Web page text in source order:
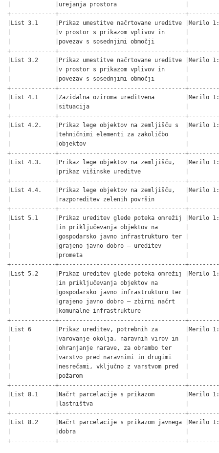
|             |urejanja prostora                    |
+-------------+-------------------------------------
|List 3.1     |Prikaz umestitve načrtovane ureditve |Merilo
|             |v prostor s prikazom vplivov in      |
|             |povezav s sosednjimi območji         |
+-------------+-------------------------------------
|List 3.2     |Prikaz umestitve načrtovane ureditve |Merilo
|             |v prostor s prikazom vplivov in      |
|             |povezav s sosednjimi območji         |
+-------------+-------------------------------------
|List 4.1     |Zazidalna oziroma ureditvena         |Merilo
|             |situacija                            |
+-------------+-------------------------------------
|List 4.2.    |Prikaz lege objektov na zemljišču s  |Merilo
|             |tehničnimi elementi za zakoličbo     |
|             |objektov                             |
+-------------+-------------------------------------
|List 4.3.    |Prikaz lege objektov na zemljišču,   |Merilo
|             |prikaz višinske ureditve             |
+-------------+-------------------------------------
|List 4.4.    |Prikaz lege objektov na zemljišču,   |Merilo
|             |razporeditev zelenih površin         |
+-------------+-------------------------------------
|List 5.1     |Prikaz ureditev glede poteka omrežij |Merilo
|             |in priključevanja objektov na        |
|             |gospodarsko javno infrastrukturo ter |
|             |grajeno javno dobro – ureditev       |
|             |prometa                              |
+-------------+-------------------------------------
|List 5.2     |Prikaz ureditev glede poteka omrežij |Merilo
|             |in priključevanja objektov na        |
|             |gospodarsko javno infrastrukturo ter |
|             |grajeno javno dobro – zbirni načrt   |
|             |komunalne infrastrukture             |
+-------------+-------------------------------------
|List 6       |Prikaz ureditev, potrebnih za        |Merilo
|             |varovanje okolja, naravnih virov in  |
|             |ohranjanje narave, za obrambo ter    |
|             |varstvo pred naravnimi in drugimi    |
|             |nesrečami, vključno z varstvom pred  |
|             |požarom                              |
+-------------+-------------------------------------
|List 8.1     |Načrt parcelacije s prikazom         |Merilo
|             |lastništva                           |
+-------------+-------------------------------------
|List 8.2     |Načrt parcelacije s prikazom javnega |Merilo
|             |dobra                                |
+-------------+-------------------------------------